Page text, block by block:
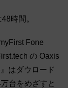
時間。
Fone
の Oaxis
はダウロード
台をめざすと